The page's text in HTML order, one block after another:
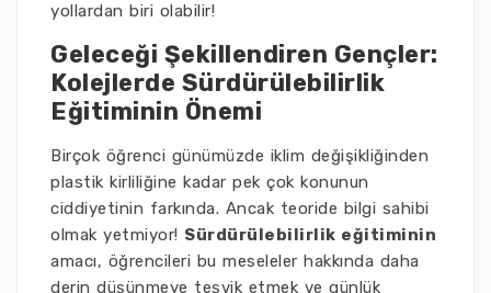
yollardan biri olabilir!
Geleceği Şekillendiren Gençler:
Kolejlerde Sürdürülebilirlik
Eğitiminin Önemi
Birçok öğrenci günümüzde iklim değişikliğinden
plastik kirliliğine kadar pek çok konunun
ciddiyetinin farkında. Ancak teoride bilgi sahibi
olmak yetmiyor! Sürdürülebilirlik eğitiminin
amacı, öğrencileri bu meseleler hakkında daha
derin düşünmeye teşvik etmek ve günlük